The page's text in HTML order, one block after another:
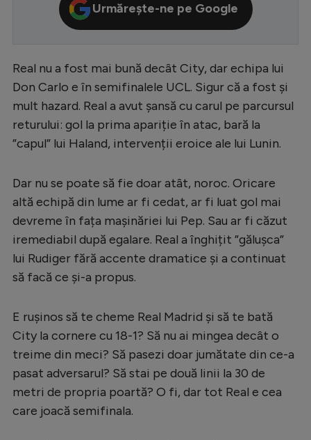
Europa League
CM 2026
Premier League
LaLiga
Serie A
Ligue 1
Campionate
Starurile fotbalului
EURO 2024
Tenis
Urmărește-ne pe Google
Real nu a fost mai bună decât City, dar echipa lui
Don Carlo e în semifinalele UCL. Sigur că a fost și
mult hazard. Real a avut șansă cu carul pe parcursul
returului: gol la prima apariție în atac, bară la
”capul” lui Haland, intervenții eroice ale lui Lunin.
Dar nu se poate să fie doar atât, noroc. Oricare
altă echipă din lume ar fi cedat, ar fi luat gol mai
devreme în fața mașinăriei lui Pep. Sau ar fi căzut
iremediabil după egalare. Real a înghițit ”gălușca”
lui Rudiger fără accente dramatice și a continuat
să facă ce și-a propus.
E rușinos să te cheme Real Madrid și să te bată
City la cornere cu 18-1? Să nu ai mingea decât o
treime din meci? Să pasezi doar jumătate din ce-a
pasat adversarul? Să stai pe două linii la 30 de
metri de propria poartă? O fi, dar tot Real e cea
care joacă semifinala.